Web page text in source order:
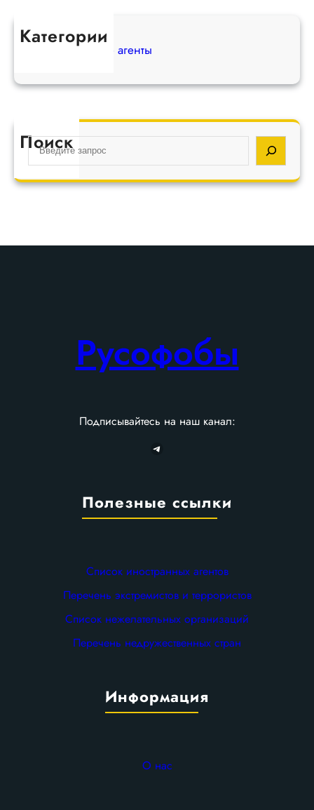
Категории
Иностранные агенты
Поиск
S
e
a
Русофобы
Подписывайтесь на наш канал:
Telegram
Полезные ссылки
Список иностранных агентов
Перечень экстремистов и террористов
Список нежелательных организаций
Перечень недружественных стран
Информация
О нас